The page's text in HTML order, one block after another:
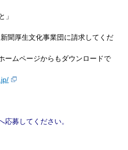
」
聞厚生文化事業団に請求してくだ
ームページからもダウンロードで
募してください。